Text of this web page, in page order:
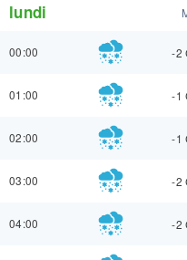
lundi
00:00 -2
01:00 -1
02:00 -1
03:00 -2
04:00 -2